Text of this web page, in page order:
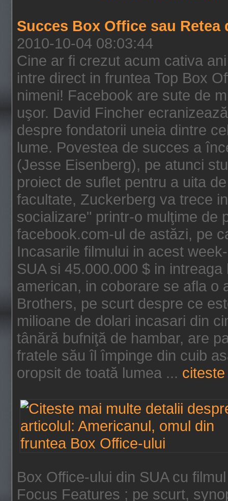
Succes Box Office sau Retea
2010-10-04 08:03:44
Cine ar fi crezut acum cativa
intre direct in fruntea Top Box
nimeni! Facebook are sute de
uşor. David Fincher
despre fondatorii uneia dintre
lume. Povestea de succes a
(Jesse Eisenberg), pe atunci
proiect de suflet pentru a uita
facultate, Zuckerberg va trece
socializare" printr-o mulţime de
facebook.com-ul de astăzi, pe
Incasarile filmului in acest
SUA si 45.000.000 $ in
american, in coborare se afla o
Brothers, pe scurt despre ce
milioane de dolari incasari din
tânără bufniţă de hambar, are
fratele său îl împinge din cuib
oropsit de toată lumea ...
Box Office-ului din SUA cu
Focus Features ; pe scurt,